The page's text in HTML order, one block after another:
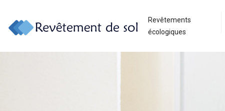
Revêtements
écologiques